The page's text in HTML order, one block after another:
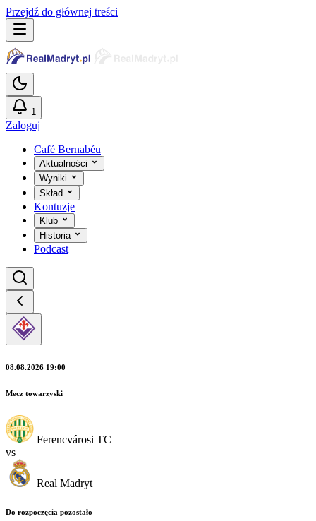
Przejdź do głównej treści
1
Zaloguj
Café Bernabéu
Aktualności
Wyniki
Skład
Kontuzje
Klub
Historia
Podcast
08.08.2026 19:00
Mecz towarzyski
Ferencvárosi TC
vs
Real Madryt
Do rozpoczęcia pozostało